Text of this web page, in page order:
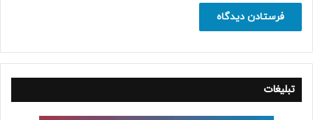
تبلیغات